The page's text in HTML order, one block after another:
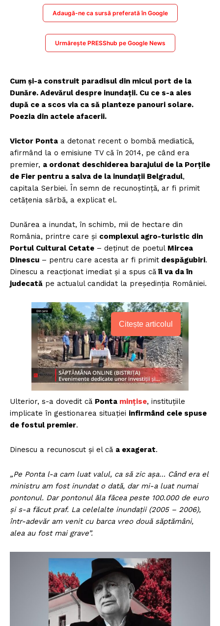
Adaugă-ne ca sursă preferată în Google
Urmărește PRESShub pe Google News
Cum și-a construit paradisul din micul port de la
Dunăre. Adevărul despre inundații. Cu ce s-a ales
după ce a scos via ca să planteze panouri solare.
Poezia din actele afacerii.
Victor Ponta a detonat recent o bombă mediatică,
afirmând la o emisiune TV că în 2014, pe când era
premier, a ordonat deschiderea barajului de la Porțile
de Fier pentru a salva de la inundații Belgradul,
capitala Serbiei. În semn de recunoștință, ar fi primit
cetățenia sârbă, a explicat el.
Dunărea a inundat, în schimb, mii de hectare din
România, printre care și complexul agro-turistic din
Portul Cultural Cetate – deținut de poetul Mircea
Dinescu – pentru care acesta ar fi primit despăgubiri.
Dinescu a reacționat imediat și a spus căîl va da în
judecată pe actualul candidat la președinția României.
Citește articolul
Ulterior, s-a dovedit că Ponta mințise, instituțiile
implicate în gestionarea situației infirmând cele spuse
de fostul premier.
Dinescu a recunoscut și el că a exagerat.
„Pe Ponta l-a cam luat valul, ca să zic așa… Când era el
ministru am fost inundat o dată, dar mi-a luat numai
pontonul. Dar pontonul ăla făcea peste 100.000 de euro
și s-a făcut praf. La celelalte inundații (2005 – 2006),
într-adevăr am venit cu barca vreo două săptămâni,
alea au fost mai grave”.